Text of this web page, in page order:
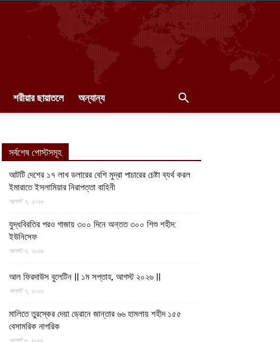
শরীয়ার ছায়াতলে অন্যান্য
সর্বশেষ পোস্টসমূহ
আটটি দেশের ১৭ লাখ ডলারের বেশি মুদ্রা পাচারের চেষ্টা ব্যর্থ করল
ইমারাতে ইসলামিয়ার নিরাপত্তা বাহিনী
আগস্ট ৭, ২০২৬
যুদ্ধবিরতির পরও গাজায় ৩০০ দিনে অন্তত ৩০০ শিশু শহীদ:
ইউনিসেফ
আগস্ট ৭, ২০২৬
আল ফিরদাউস বুলেটিন || ১ম সপ্তাহ, আগস্ট ২০২৬ ||
আগস্ট ৭, ২০২৬
মালিতে তুরস্কের দেয়া ড্রোনে জান্তার ৬৬ হামলায় শহীদ ১৫৫
বেসামরিক নাগরিক
আগস্ট ৬, ২০২৬